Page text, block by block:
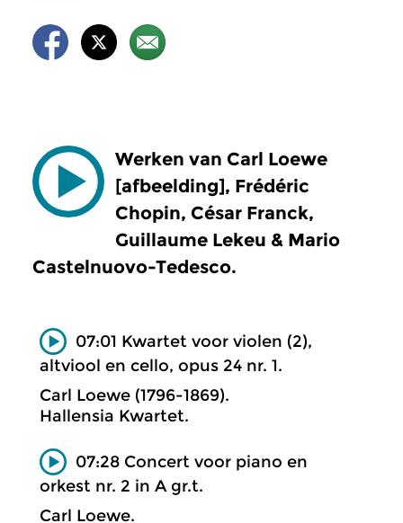
Werken van Carl Loewe
[afbeelding], Frédéric
Chopin, César Franck,
Guillaume Lekeu & Mario
Castelnuovo-Tedesco.
07:01 Kwartet voor violen (2),
altviool en cello, opus 24 nr. 1.
Carl Loewe (1796-1869).
Hallensia Kwartet.
07:28 Concert voor piano en
orkest nr. 2 in A gr.t.
Carl Loewe.